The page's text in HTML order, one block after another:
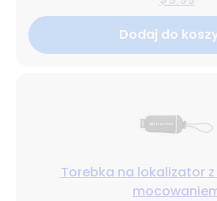
Dodaj do
Torebka na lokalizator